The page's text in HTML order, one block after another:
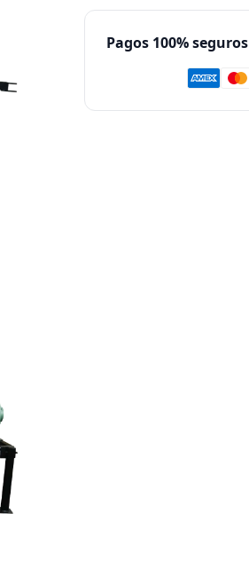
Pagos 100% seguros